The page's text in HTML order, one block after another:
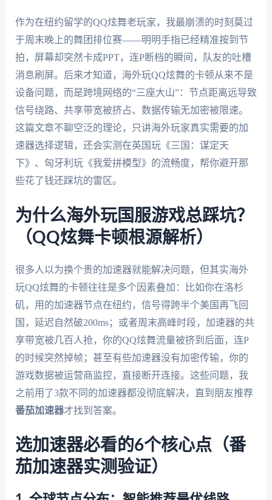
作为在纽约留学的QQ炫舞老玩家，我最崩溃的时刻莫过
于周末晚上的舞团排位赛——明明手指已经精准按到节
拍，屏幕却突然卡成PPT，连P断档的瞬间，队友的吐槽
消息刷屏。后来才知道，海外玩QQ炫舞的卡顿从来不是
设备问题，而是跨境网络的“三座大山”：节点距离远导致
信号绕路、共享带宽被挤占、数据传输无加密被限速。
这篇文章不聊空泛的理论，只讲海外玩家真实需要的加
速器选择逻辑，还会实测在英国玩《三国：谋定天
下》、匈牙利玩《我爱拼模型》的流畅度，帮你避开那
些花了钱还踩坑的雷区。
为什么海外玩国服游戏总踩坑？
（QQ炫舞卡顿根源解析）
很多人以为换个贵的加速器就能解决问题，但其实海外
玩QQ炫舞的卡顿往往是多个因素叠加：比如你在洛杉
矶，用的加速器节点在纽约，信号得跨半个美国再飞回
国，延迟自然破200ms；或者周末高峰时段，加速器的共
享带宽被几百人抢，你的QQ炫舞流量被挤到后面，连P
的时候突然掉帧；甚至有些加速器没有加密传输，你的
游戏数据被运营商监控，直接断开连接。这些问题，我
之前用了3款不同的加速器都没彻底解决，直到朋友推荐
番茄加速器才找到答案。
选加速器必看的6个核心点（番
茄加速器实测验证）